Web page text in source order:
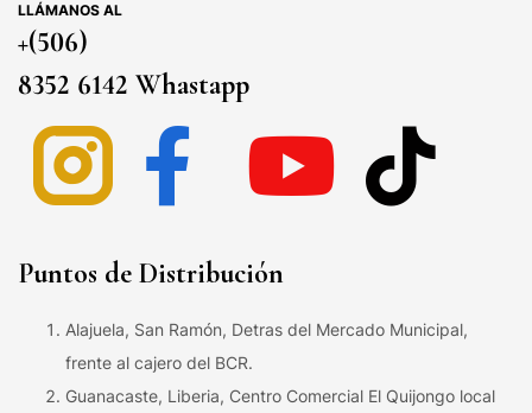
LLÁMANOS AL
+(506)
8352 6142 Whastapp
Puntos de Distribución
Alajuela, San Ramón, Detras del Mercado Municipal,
frente al cajero del BCR.
Guanacaste, Liberia, Centro Comercial El Quijongo local